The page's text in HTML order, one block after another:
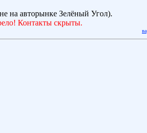
на авторынке Зелёный Угол).
Контакты скрыты.